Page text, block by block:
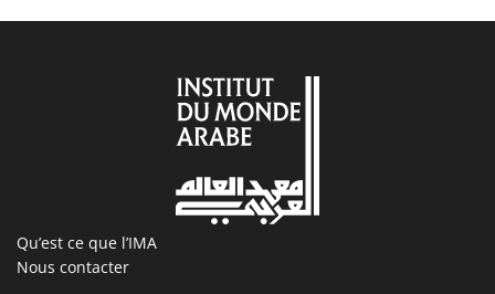
Qu’est ce que l’IMA
Nous contacter